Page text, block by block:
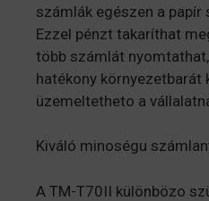
számlák egészen a papír
Ezzel pénzt takaríthat
több számlát
hatékony környezetbarát
üzemeltetheto a
Kiváló minoségu
A TM-T70II különbözo